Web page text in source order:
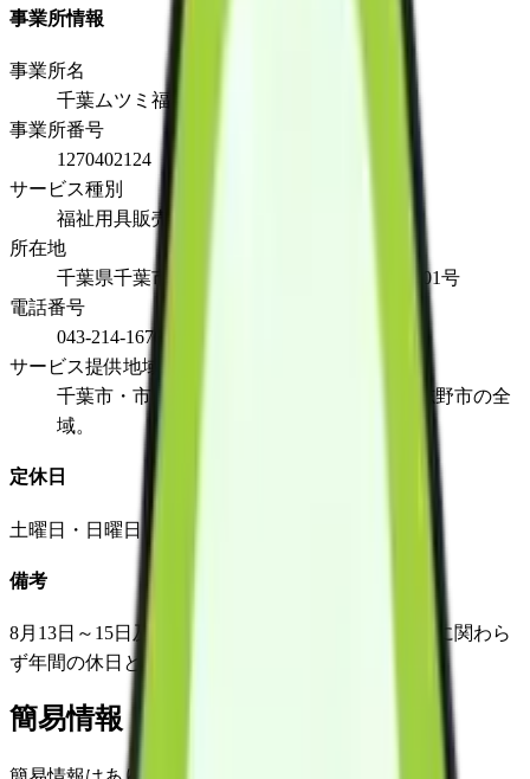
事業所情報
事業所名
千葉ムツミ福祉用具高品
事業所番号
1270402124
サービス種別
福祉用具販売
所在地
千葉県千葉市若葉区高品町1587-3菊泉ビル101号
電話番号
043-214-1670
サービス提供地域
千葉市・市原市・袖ヶ浦市・木更津市・習志野市の全
域。
定休日
土曜日・日曜日・祝日。
備考
8月13日～15日及び12月30日～1月3日は、その曜日に関わら
ず年間の休日とします。
簡易情報